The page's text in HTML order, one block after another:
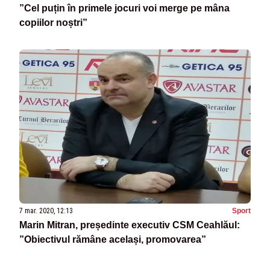
”Cel puțin în primele jocuri voi merge pe mâna
copiilor noștri”
7 mar. 2020, 12:13 Sport
Marin Mitran, președinte executiv CSM Ceahlăul:
”Obiectivul rămâne același, promovarea”